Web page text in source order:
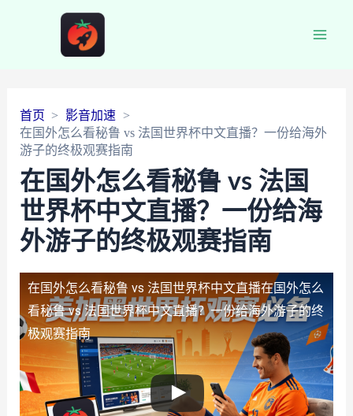
首页
影音加速
在国外怎么看秘鲁 vs 法国世界杯中文直播？一份给海外
游子的终极观赛指南
在国外怎么看秘鲁 vs 法国
世界杯中文直播？一份给海
外游子的终极观赛指南
在国外怎么看秘鲁 vs 法国世界杯中文直播在国外怎么
看秘鲁 vs 法国世界杯中文直播？一份给海外游子的终
极观赛指南